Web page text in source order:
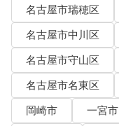
名古屋市瑞穂区
名古屋市中川区
名古屋市守山区
名古屋市名東区
岡崎市
一宮市